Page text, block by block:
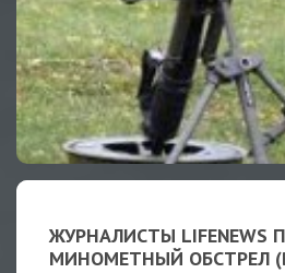
ЖУРНАЛИСТЫ LIFENEWS
МИНОМЕТНЫЙ ОБСТРЕЛ